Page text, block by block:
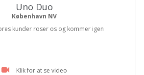
Uno Duo
København NV
kunder roser os og kommer igen
Klik for at se video